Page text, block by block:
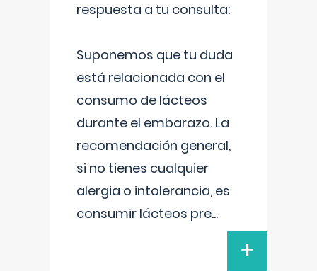
respuesta a tu consulta:
Suponemos que tu duda
está relacionada con el
consumo de lácteos
durante el embarazo. La
recomendación general,
si no tienes cualquier
alergia o intolerancia, es
consumir lácteos pre...
+